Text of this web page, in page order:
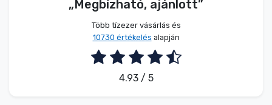
„Megbízható, ajánlott”
Több tízezer vásárlás és
10730 értékelés alapján
4.93 / 5